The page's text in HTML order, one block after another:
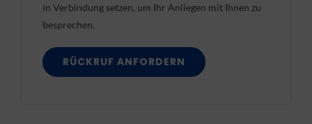
in Verbindung setzen, um Ihr Anliegen mit Ihnen zu
besprechen.